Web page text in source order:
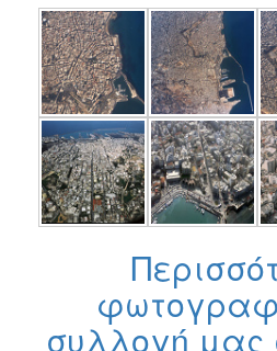
συλλογή μας